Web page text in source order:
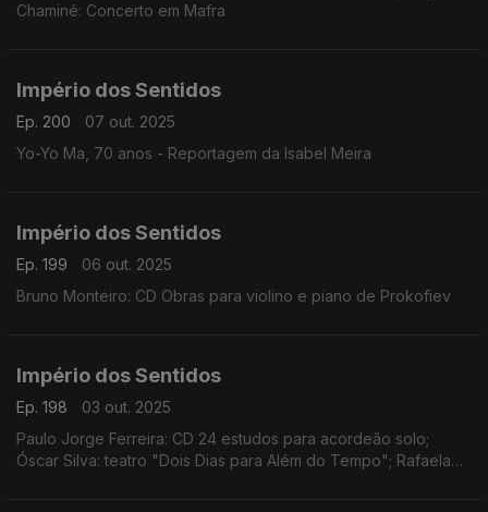
Chaminé: Concerto em Mafra
Império dos Sentidos
Ep. 200
07 out. 2025
Yo-Yo Ma, 70 anos - Reportagem da Isabel Meira
Império dos Sentidos
Ep. 199
06 out. 2025
Bruno Monteiro: CD Obras para violino e piano de Prokofiev
Império dos Sentidos
Ep. 198
03 out. 2025
Paulo Jorge Ferreira: CD 24 estudos para acordeão solo;
Óscar Silva: teatro "Dois Dias para Além do Tempo"; Rafaela